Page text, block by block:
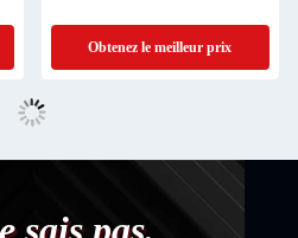
Obtenez le meilleur prix